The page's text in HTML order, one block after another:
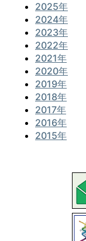
2025年
2024年
2023年
2022年
2021年
2020年
2019年
2018年
2017年
2016年
2015年